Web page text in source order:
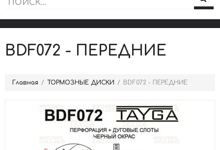
BDF072 - ПЕРЕДНИЕ
Главная ТОРМОЗНЫЕ ДИСКИ BDF072 - ПЕРЕДНИЕ